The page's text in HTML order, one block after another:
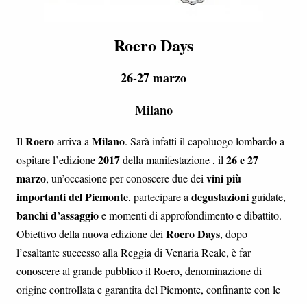
Roero Days
26-27 marzo
Milano
IlRoeroarriva aMilano. Sarà infatti il capoluogo lombardo a
ospitare l’edizione2017della manifestazione , il26 e 27
marzo, un’occasione per conoscere due deivini più
importanti del Piemonte, partecipare adegustazioni guidate,
banchi d’assaggioe momenti di approfondimento e dibattito.
Obiettivo della nuova edizione deiRoero Days, dopo
l’esaltante successo alla Reggia di Venaria Reale, è far
conoscere al grande pubblico il Roero, denominazione di
origine controllata e garantita del Piemonte, confinante con le